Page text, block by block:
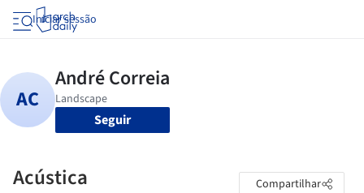
Iniciar sessão
Seguir
Acústica Compartilhar